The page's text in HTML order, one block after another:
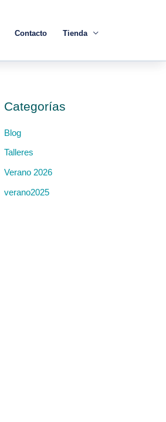
Contacto Tienda
Categorías
Blog
Talleres
Verano 2026
verano2025